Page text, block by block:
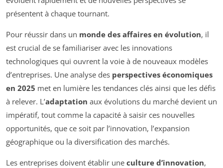
présentent à chaque tournant.
Pour réussir dans un monde des affaires en évolution, il
est crucial de se familiariser avec les innovations
technologiques qui ouvrent la voie à de nouveaux modèles
d’entreprises. Une analyse des perspectives économiques
en 2025 met en lumière les tendances clés ainsi que les défis
à relever. L’adaptation aux évolutions du marché devient un
impératif, tout comme la capacité à saisir ces nouvelles
opportunités, que ce soit par l’innovation, l’expansion
géographique ou la diversification des marchés.
Les entreprises doivent établir une culture d’innovation,